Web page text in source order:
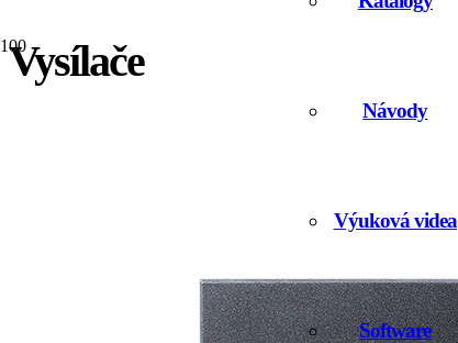
Návody
Výuková videa
Software
Vysílače